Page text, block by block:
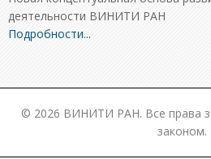
деятельности ВИНИТИ РАН
Подробности...
© 2026 ВИНИТИ РАН. Все права
законом.